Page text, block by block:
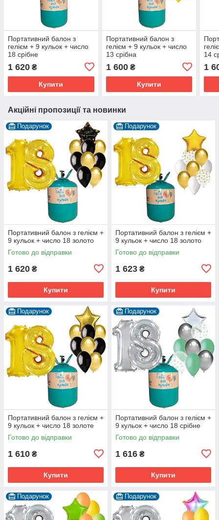
Портативний балон з
гелієм + 9 кульок + число
18 срібне
1 620 ₴
Купити
Портативний балон з
гелієм + 9 кульок + число
13 срібна
1 600₴
Купити
14
1
Акційні пропозиції та новинки
Подарунок
Портативний балон з гелієм +
9 кульок + число 18 золото
Готово до відправки
1 620 ₴
Купити
Подарунок
Портативний балон з гелієм +
9 кульок + число 18 золото
Готово до відправки
1 623 ₴
Купити
Подарунок
Портативний балон з гелієм +
9 кульок + число 18 золоте
Готово до відправки
1 610 ₴
Купити
Подарунок
Портативний балон з гелієм +
9 кульок + число 18 срібне
Готово до відправки
1 616 ₴
Купити
Подарунок Подарунок